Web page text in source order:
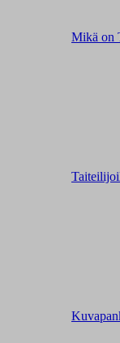
Mikä on